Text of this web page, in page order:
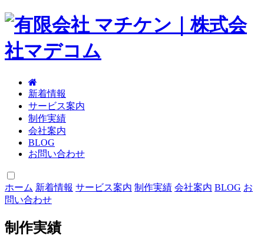
新着情報
サービス案内
制作実績
会社案内
BLOG
お問い合わせ
ホーム 新着情報 サービス案内 制作実績 会社案内 BLOG お
問い合わせ
制作実績